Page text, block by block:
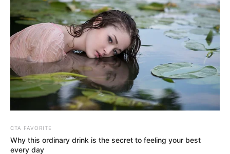
MEHR AUS DEM WEB
CTA FAVORITE
Why this ordinary drink is the secret to feeling your best
every day